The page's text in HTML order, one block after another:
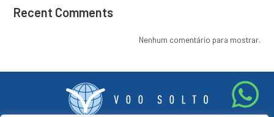
Recent Comments
Nenhum comentário para mostrar.